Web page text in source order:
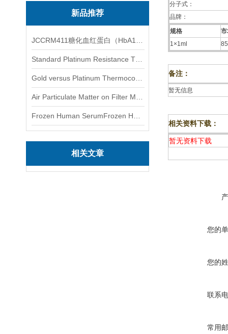
新品推荐
相关文章
分子式：
品牌：
规格
1×1ml
备注：
暂无信息
相关资料下载：
暂无资料下载
您的
您的
联系
常用